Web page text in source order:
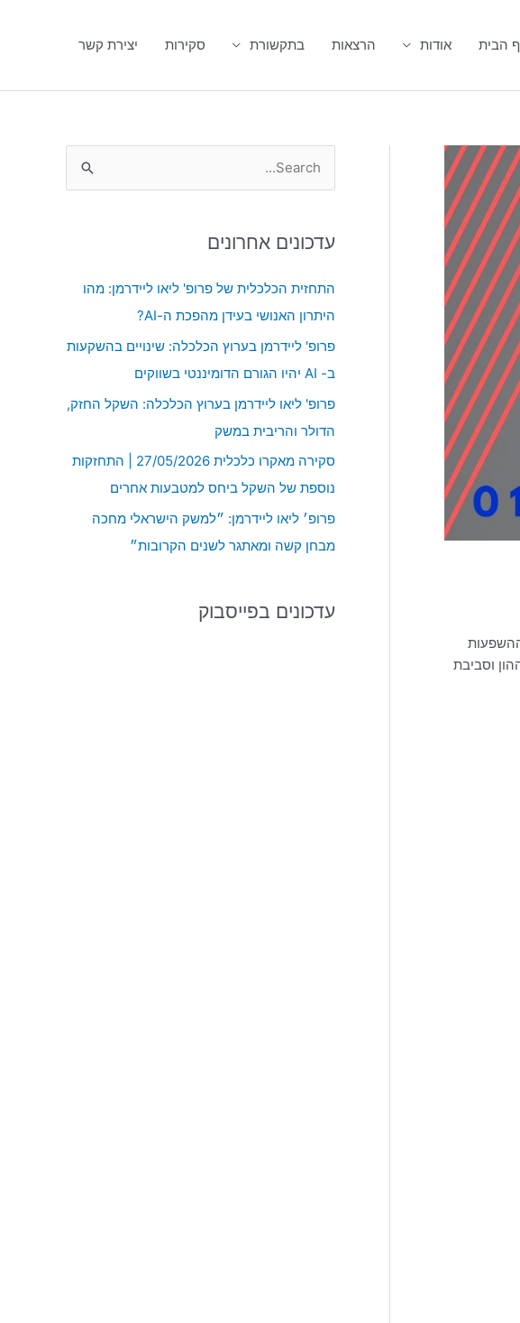
הבית אודות הרצאות בתקשורת סקירות יצירת קשר
וסביבת
r
:
עדכונים אחרונים
התחזית הכלכלית של פרופ' ליאו ליידרמן: מהו
היתרון האנושי בעידן מהפכת ה-AI?
פרופ' ליידרמן בערוץ הכלכלה: שינויים בהשקעות
ב- AI יהיו הגורם הדומיננטי בשווקים
פרופ' ליאו ליידרמן בערוץ הכלכלה: השקל החזק,
הדולר והריבית במשק
סקירה מאקרו כלכלית 27/05/2026 | התחזקות
נוספת של השקל ביחס למטבעות אחרים
פרופ׳ ליאו ליידרמן: ״למשק הישראלי מחכה
מבחן קשה ומאתגר לשנים הקרובות״
עדכונים בפייסבוק